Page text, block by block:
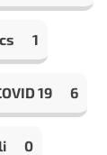
1
19 6
0